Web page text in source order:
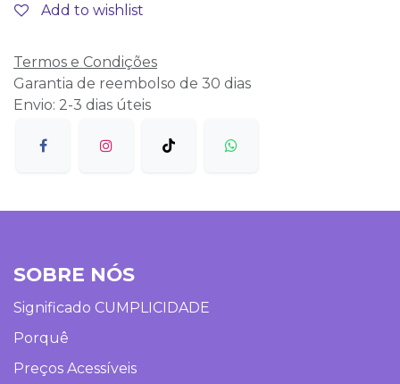
Add to wishlist
Termos e Condições
Garantia de reembolso de 30 dias
Envio: 2-3 dias úteis
SOBRE NÓS
Significado CUMPLICIDADE
Porquê
Preços Acessíveis